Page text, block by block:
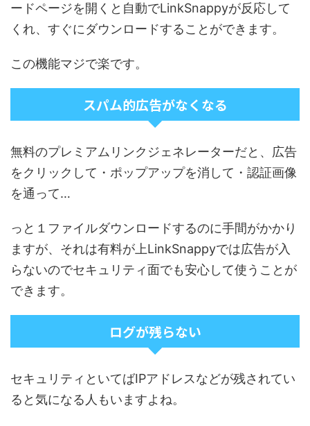
ードページを開くと自動でLinkSnappyが反応して
くれ、すぐにダウンロードすることができます。
この機能マジで楽です。
スパム的広告がなくなる
無料のプレミアムリンクジェネレーターだと、広告
をクリックして・ポップアップを消して・認証画像
を通って…
っと１ファイルダウンロードするのに手間がかかり
ますが、それは有料が上LinkSnappyでは広告が入
らないのでセキュリティ面でも安心して使うことが
できます。
ログが残らない
セキュリティといてばIPアドレスなどが残されてい
ると気になる人もいますよね。